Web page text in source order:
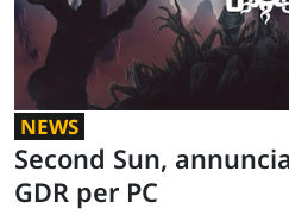
NEWS
Second Sun,
GDR per PC